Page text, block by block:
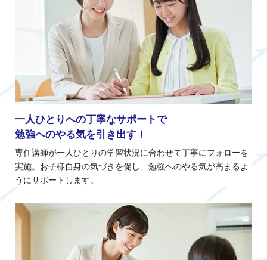
一人ひとりへの丁寧なサポートで
勉強へのやる気を引き出す！
専任講師が一人ひとりの学習状況に合わせて丁寧にフォローを
実施。お子様自身の気づきを促し、勉強へのやる気が高まるよ
うにサポートします。